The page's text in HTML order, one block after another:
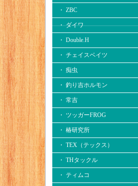
・ ZBC
・ ダイワ
・ Double.H
・ チェイスベイツ
・ 痴虫
・ 釣り吉ホルモン
・ 常吉
・ ツッガーFROG
・ 椿研究所
・ TEX（テックス）
・ THタックル
・ ティムコ